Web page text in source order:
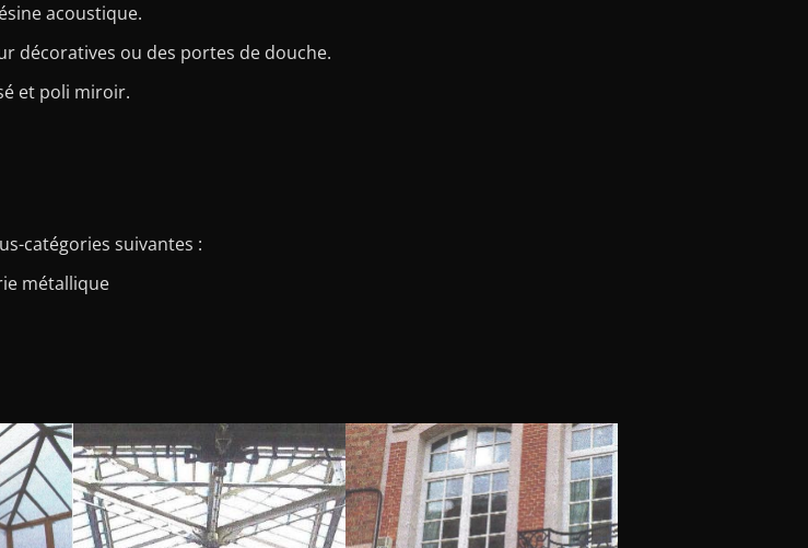
acoustique.
décoratives ou des portes de douche.
et poli miroir.
catégories suivantes :
métallique